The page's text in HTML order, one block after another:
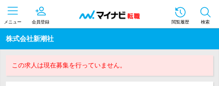
メニュー 会員登録 閲覧履歴 検索
株式会社新潮社
この求人は現在募集を行っていません。